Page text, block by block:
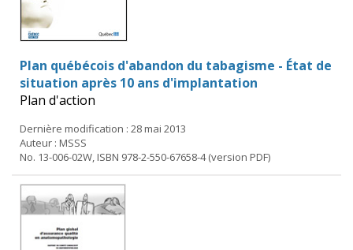
Plan québécois d'abandon du tabagisme - État de
situation après 10 ans d'implantation
Plan d'action
Dernière modification : 28 mai 2013
Auteur : MSSS
No. 13-006-02W, ISBN 978-2-550-67658-4 (version PDF)